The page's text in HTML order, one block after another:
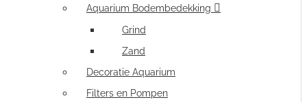
Aquarium Bodembedekking
Grind
Zand
Decoratie Aquarium
Filters en Pompen